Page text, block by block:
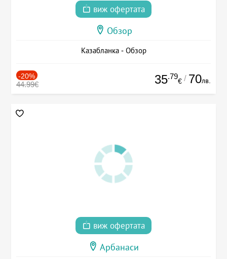
виж офертата
Обзор
Казабланка - Обзор
-20%
44.99€ 35.79
€ / 70лв.
виж офертата
Арбанаси